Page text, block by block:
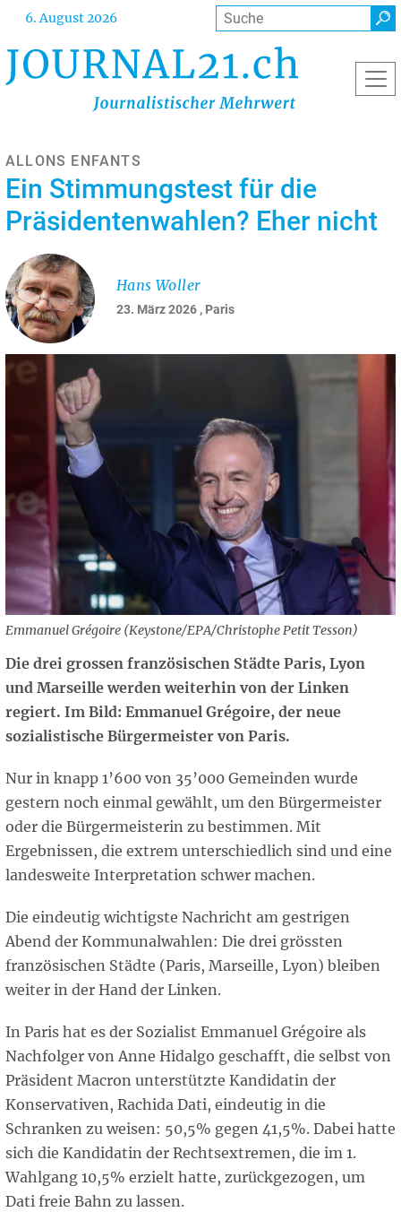
Direkt
Inhalt
6. August 2026 Suche
ALLONS ENFANTS
Ein Stimmungstest für die
Präsidentenwahlen? Eher nicht
23. März 2026 , Paris
Hans Woller
Emmanuel Grégoire (Keystone/EPA/Christophe Petit Tesson)
Die drei grossen französischen Städte Paris, Lyon
und Marseille werden weiterhin von der Linken
regiert. Im Bild: Emmanuel Grégoire, der neue
sozialistische Bürgermeister von Paris.
Nur in knapp 1’600 von 35’000 Gemeinden wurde
gestern noch einmal gewählt, um den Bürgermeister
oder die Bürgermeisterin zu bestimmen. Mit
Ergebnissen, die extrem unterschiedlich sind und eine
landesweite Interpretation schwer machen.
Die eindeutig wichtigste Nachricht am gestrigen
Abend der Kommunalwahlen: Die drei grössten
französischen Städte (Paris, Marseille, Lyon) bleiben
weiter in der Hand der Linken.
In Paris hat es der Sozialist Emmanuel Grégoire als
Nachfolger von Anne Hidalgo geschafft, die selbst von
Präsident Macron unterstützte Kandidatin der
Konservativen, Rachida Dati, eindeutig in die
Schranken zu weisen: 50,5% gegen 41,5%. Dabei hatte
sich die Kandidatin der Rechtsextremen, die im 1.
Wahlgang 10,5% erzielt hatte, zurückgezogen, um
Dati freie Bahn zu lassen.